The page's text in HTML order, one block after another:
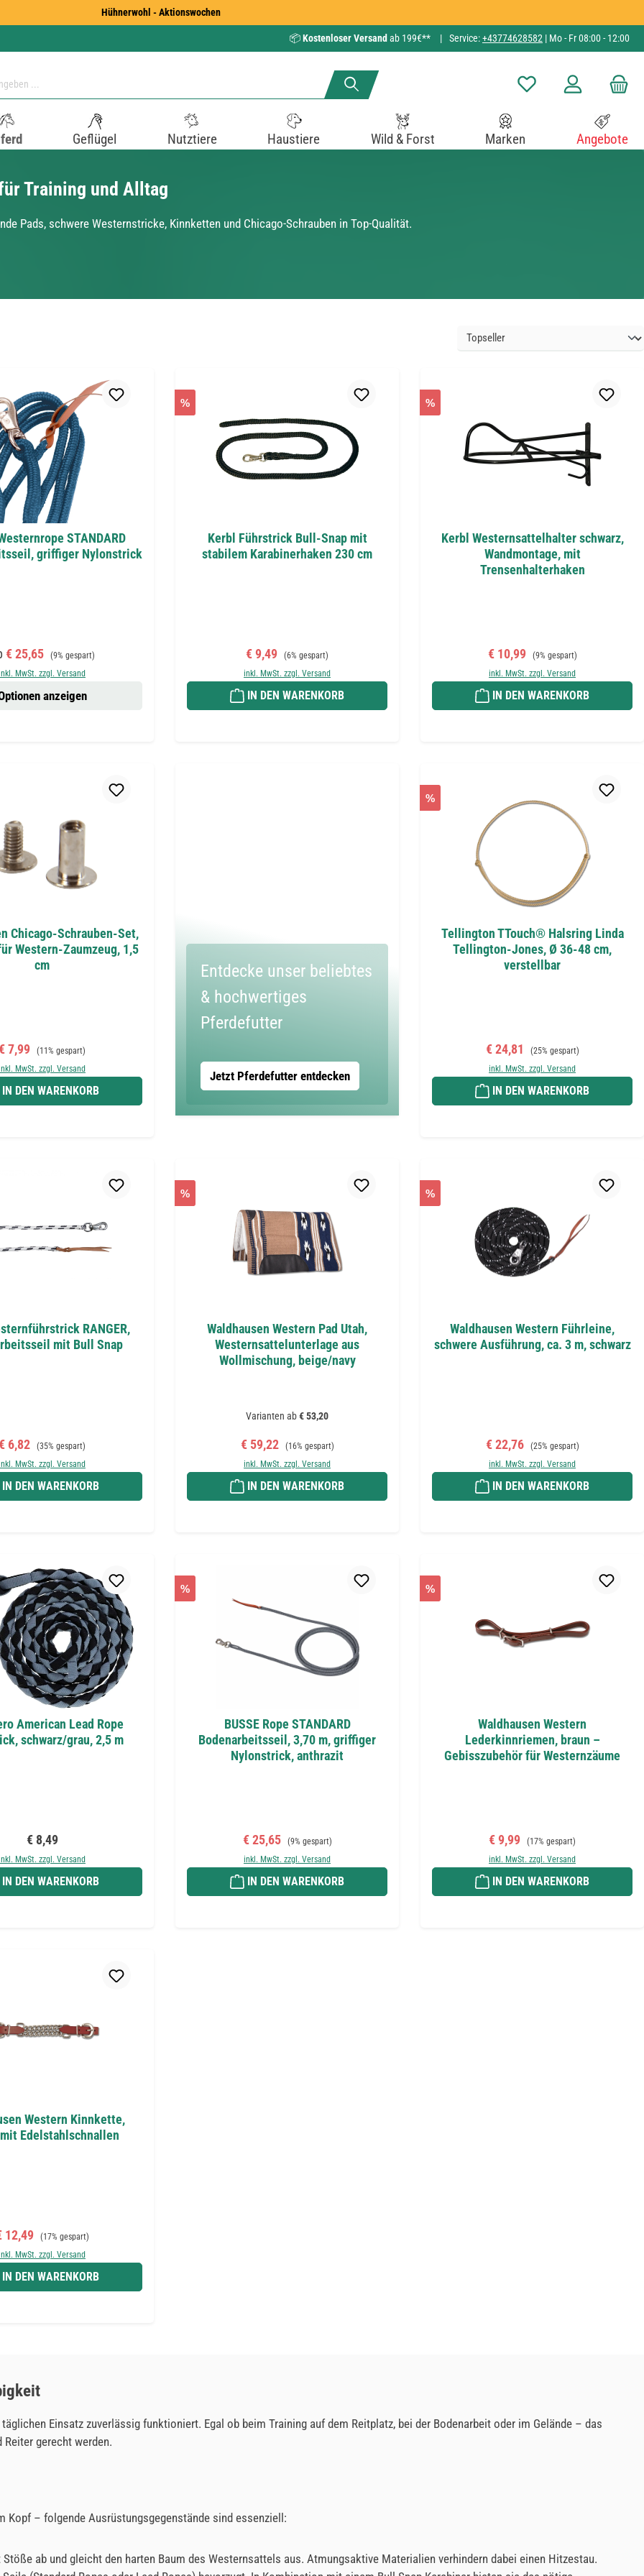
Hühnerwohl - Aktionswochen
📦Kostenloser Versand ab 199€** | Service:+43774628582 | Mo - Fr 08:00 - 12:00
Du hast 0 Produkte auf
Geflügel Nutztiere Haustiere Wild & Forst Marken Angebote
Training und Alltag
Pads, schwere Westernstricke, Kinnketten und Chicago-Schrauben in Top-Qualität.
STANDARD
griffiger Nylonstrick
€ 25,65 Regulärer Preis:
(9% gespart)
MwSt. zzgl. Versand
anzeigen
%
Kerbl Führstrick Bull-Snap mit
stabilem Karabinerhaken 230 cm
Verkaufspreis:
€ 9,49 Regulärer Preis:
(6% gespart)
inkl. MwSt. zzgl. Versand
IN DEN WARENKORB
%
Kerbl Westernsattelhalter schwarz,
Wandmontage, mit
Trensenhalterhaken
Verkaufspreis:
€ 10,99 Regulärer Preis:
(9% gespart)
inkl. MwSt. zzgl. Versand
IN DEN WARENKORB
Chicago-Schrauben-Set,
Western-Zaumzeug, 1,5
cm
7,99 Regulärer Preis:
(11% gespart)
MwSt. zzgl. Versand
IN DEN WARENKORB
Entdecke unser beliebtes
& hochwertiges
Pferdefutter
Jetzt Pferdefutter entdecken
%
Tellington TTouch® Halsring Linda
Tellington-Jones, Ø 36-48 cm,
verstellbar
Verkaufspreis:
€ 24,81 Regulärer Preis:
(25% gespart)
inkl. MwSt. zzgl. Versand
IN DEN WARENKORB
RANGER,
mit Bull Snap
6,82 Regulärer Preis:
(35% gespart)
MwSt. zzgl. Versand
IN DEN WARENKORB
%
Waldhausen Western Pad Utah,
Westernsattelunterlage aus
Wollmischung, beige/navy
Varianten ab€ 53,20
Verkaufspreis:
€ 59,22 Regulärer Preis:
(16% gespart)
inkl. MwSt. zzgl. Versand
IN DEN WARENKORB
%
Waldhausen Western Führleine,
schwere Ausführung, ca. 3 m, schwarz
Verkaufspreis:
€ 22,76 Regulärer Preis:
(25% gespart)
inkl. MwSt. zzgl. Versand
IN DEN WARENKORB
American Lead Rope
schwarz/grau, 2,5 m
Regulärer Preis:
€ 8,49
MwSt. zzgl. Versand
IN DEN WARENKORB
%
BUSSE Rope STANDARD
Bodenarbeitsseil, 3,70 m, griffiger
Nylonstrick, anthrazit
Verkaufspreis:
€ 25,65 Regulärer Preis:
(9% gespart)
inkl. MwSt. zzgl. Versand
IN DEN WARENKORB
%
Waldhausen Western
Lederkinnriemen, braun –
Gebisszubehör für Westernzäume
Verkaufspreis:
€ 9,99 Regulärer Preis:
(17% gespart)
inkl. MwSt. zzgl. Versand
IN DEN WARENKORB
Western Kinnkette,
Edelstahlschnallen
12,49 Regulärer Preis:
(17% gespart)
MwSt. zzgl. Versand
IN DEN WARENKORB
Einsatz zuverlässig funktioniert. Egal ob beim Training auf dem Reitplatz, bei der Bodenarbeit oder im Gelände – das
gerecht werden.
Kopf – folgende Ausrüstungsgegenstände sind essenziell:
ab und gleicht den harten Baum des Westernsattels aus. Atmungsaktive Materialien verhindern dabei einen Hitzestau.